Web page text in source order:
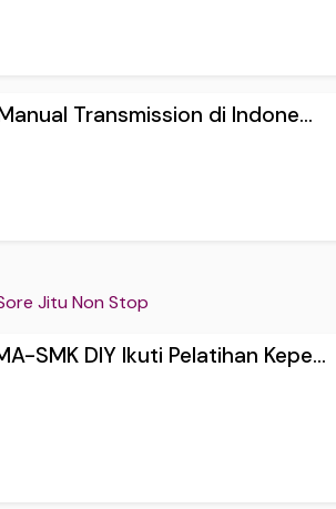
Transmission di Indone...
Jitu Non Stop
SMK DIY Ikuti Pelatihan Kepe...